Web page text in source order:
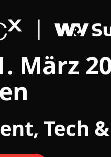
März
Tech